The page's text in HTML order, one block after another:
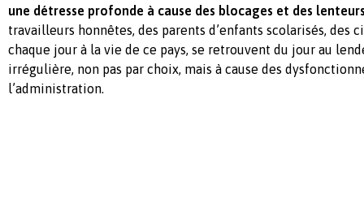
une détresse profonde à cause des blocages et des
travailleurs honnêtes, des parents d’enfants scolarisés, des
chaque jour à la vie de ce pays, se retrouvent du jour au
irrégulière, non pas par choix, mais à cause des
l’administration.